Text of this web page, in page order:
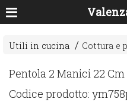
Utili in cucina Cottura e
Pentola 2 Manici 22
Codice prodotto: